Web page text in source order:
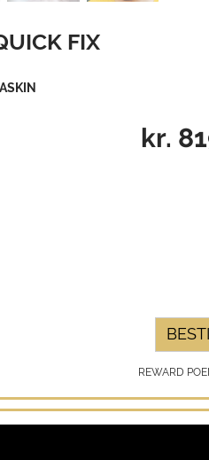
FIX
kr.
REWARD